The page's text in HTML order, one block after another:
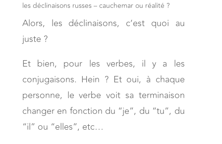
les déclinaisons russes – cauchemar ou réalité ?
Alors, les déclinaisons, c’est quoi au
juste ?
Et bien, pour les verbes, il y a les
conjugaisons. Hein ? Et oui, à chaque
personne, le verbe voit sa terminaison
changer en fonction du “je”, du “tu”, du
“il” ou “elles”, etc…